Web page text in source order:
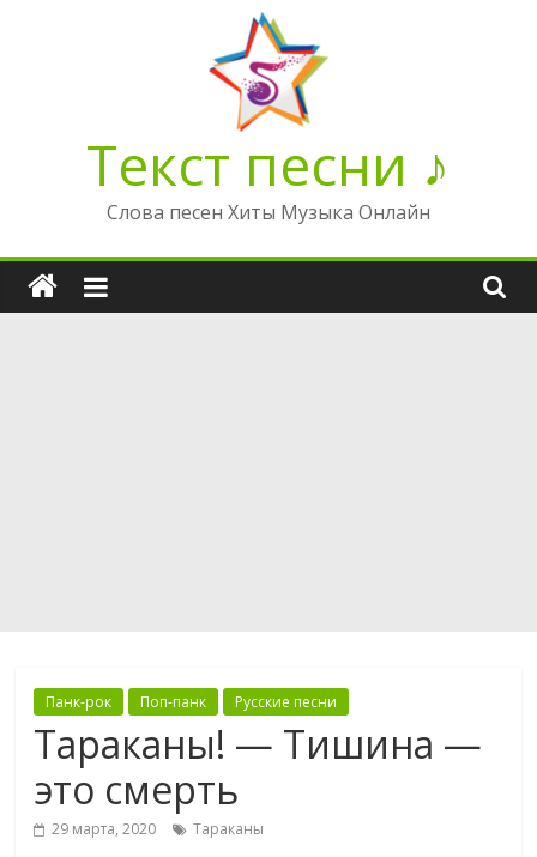
Текст песни ♪
Слова песен Хиты Музыка Онлайн
Панк-рок Поп-панк Русские песни
Тараканы! — Тишина —
это смерть
29 марта, 2020 Тараканы